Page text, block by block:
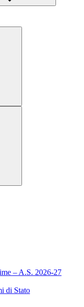
– A.S. 2026-27
di Stato